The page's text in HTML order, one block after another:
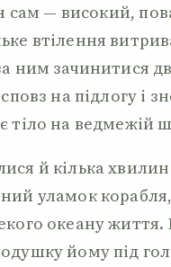
сам — високий,
втілення
ним зачинитися
сповз на підлогу і
тіло на
й кілька
уламок
океану
йому під